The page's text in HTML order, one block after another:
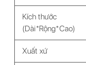
Kích thước
(Dài*Rộng*Cao)
Xuất xứ